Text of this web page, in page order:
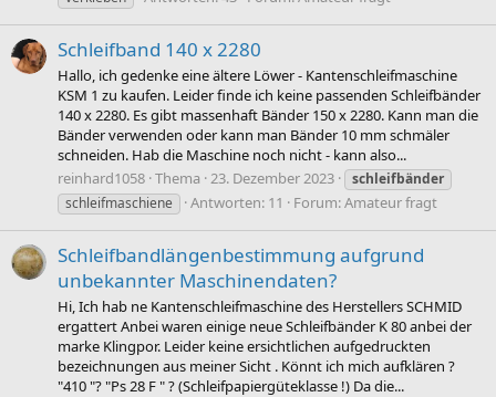
Schleifband 140 x 2280
Hallo, ich gedenke eine ältere Löwer - Kantenschleifmaschine
KSM 1 zu kaufen. Leider finde ich keine passenden Schleifbänder
140 x 2280. Es gibt massenhaft Bänder 150 x 2280. Kann man die
Bänder verwenden oder kann man Bänder 10 mm schmäler
schneiden. Hab die Maschine noch nicht - kann also...
reinhard1058 Thema 23. Dezember 2023
schleifbänder
schleifmaschiene
Antworten: 11 Forum:Amateur fragt
Schleifbandlängenbestimmung aufgrund
unbekannter Maschinendaten?
Hi, Ich hab ne Kantenschleifmaschine des Herstellers SCHMID
ergattert Anbei waren einige neue Schleifbänder K 80 anbei der
marke Klingpor. Leider keine ersichtlichen aufgedruckten
bezeichnungen aus meiner Sicht . Könnt ich mich aufklären ?
"410 "? "Ps 28 F " ? (Schleifpapiergüteklasse !) Da die...